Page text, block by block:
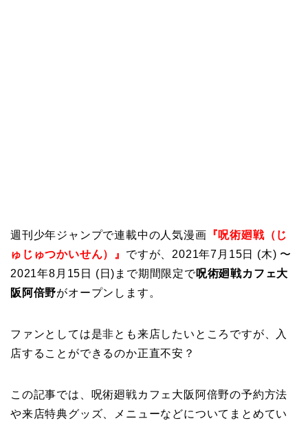
週刊少年ジャンプで連載中の人気漫画 『呪術廻戦（じ
ゅじゅつかいせん）』 ですが、2021年7月15日 (木) 〜
2021年8月15日 (日)まで期間限定で呪術廻戦カフェ大
阪阿倍野がオープンします。
ファンとしては是非とも来店したいところですが、入
店することができるのか正直不安？
この記事では、呪術廻戦カフェ大阪阿倍野の予約方法
や来店特典グッズ、メニューなどについてまとめてい